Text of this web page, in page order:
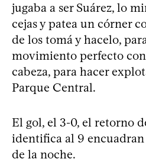
jugaba a ser Suárez, lo
cejas y patea un córner
de los tomá y hacelo,
movimiento perfecto con
cabeza, para hacer
Parque Central.
El gol, el 3-0, el retorno
identifica al 9
de la noche.